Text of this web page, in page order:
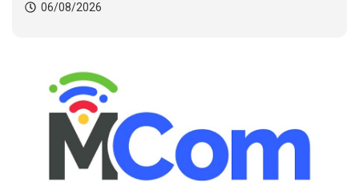
06/08/2026